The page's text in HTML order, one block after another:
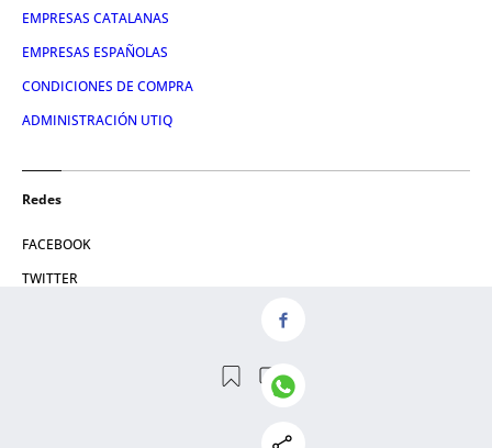
EMPRESAS CATALANAS
EMPRESAS ESPAÑOLAS
CONDICIONES DE COMPRA
ADMINISTRACIÓN UTIQ
Redes
FACEBOOK
TWITTER